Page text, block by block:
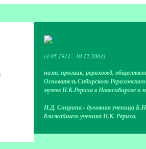
(4.05.1911 - 10.12.2004)
поэт, прозаик, рериховед,
Основатель Сибирского
музеев Н.К.Рериха в Новосибирске и
Н.Д. Спирина - духовная ученица
ближайшего ученика Н.К. Рериха.